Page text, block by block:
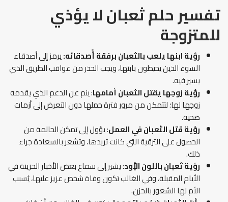
تفسير حلم ثعبان لا يؤذي
للمتزوجة
رؤية ابنها يلعب بالثعبان برفقة أًصدقائه:يرمز إلى أصدقاء
السوء الذين يحيطون بابنها، ويجب الحذر من عواقب الطريق الذي
يسير فيه.
رؤية زوجها يقتل الثعبان أمامها: ينم عن الدعم الذي يقدمه
زوجها لها؛ لتتمكن من مرور فترة حملها دون التعرض إلى أزمات
صحية.
رؤية قتل الثعبان في العمل: يؤول إلى تمكن الحالمة من
الحصول على الترقية التي كانت تريدها، وتشعر بالسعادة جراء
ذلك.
رؤية ثعبان باللون الأٍود: يشير إلى سماع بعض الأخبار الحزينة في
الأيام المقبلة، وفي الغالب تكون وفاة شخص عزيز عليها، يُسبب
الأم لها الشعور بالحزن.